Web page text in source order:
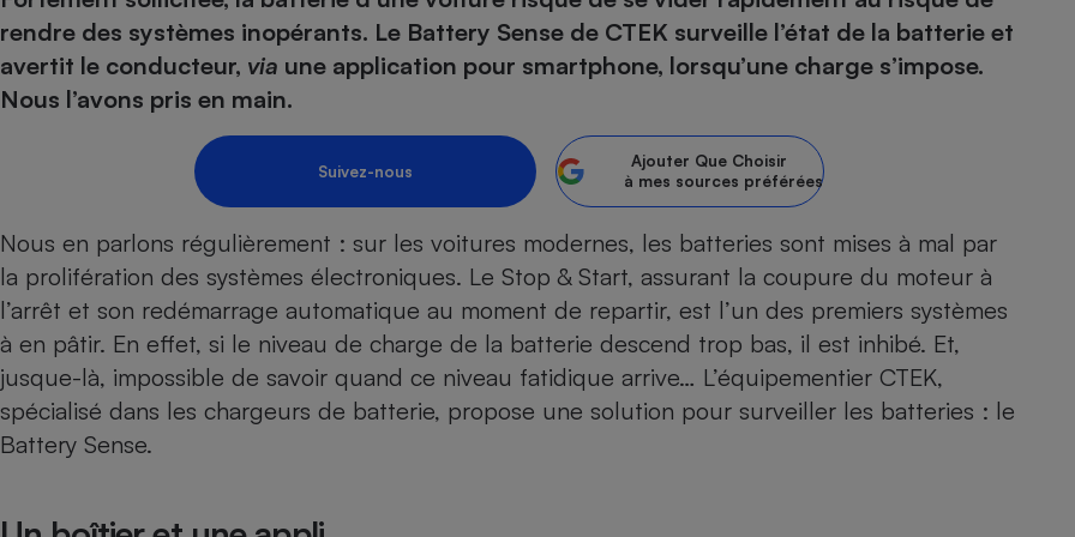
rendre des systèmes inopérants. Le Battery Sense de CTEK surveille l’état de la batterie et
avertit le conducteur, via une application pour smartphone, lorsqu’une charge s’impose.
Nous l’avons pris en main.
Suivez-nous
Ajouter Que Choisir
à mes sources préférées
Nous en parlons régulièrement : sur les voitures modernes, les batteries sont mises à mal par
la prolifération des systèmes électroniques. Le Stop & Start, assurant la coupure du moteur à
l’arrêt et son redémarrage automatique au moment de repartir, est l’un des premiers systèmes
à en pâtir. En effet, si le niveau de charge de la batterie descend trop bas, il est inhibé. Et,
jusque-là, impossible de savoir quand ce niveau fatidique arrive… L’équipementier CTEK,
spécialisé dans les chargeurs de batterie, propose une solution pour surveiller les batteries : le
Battery Sense.
Nutrition
Produit alimentaire
Supermarché - Drive
Circuits courts et
alimentation locale
Assurance
Epargne - Fiscalité
Assurance auto
Carburant
Contrôle technique - Réparation
Pièce détachée
Moto
Supermarché - Drive
Comparatif sèche-linge
Comparatif réfrigérateur-congélateur
Comparatif plaque à induction
Comparatif hotte aspirante
Comparatif climatiseur mobile
Comparatif aspirateur balai
Comparatif aspirateur traîneau
Électricité - Gaz
Panneaux
photovoltaïques
Comparatif smartphone
Comparatif casque audio
Comparatif barre de son
Comparatif imprimante multifonction
Comparatif ordinateur portable
Comparatif ultrabook
Comparatif tablette tactile
Comparatif nettoyeur haute
pression
Comparatif tondeuse robot
Comparatif poêle à granulés
Comparatif radiateur électrique
Aménagement
Bricolage - Jardinage
Comparateur mutuelle
Comparateur des devis d’opticiens
Hygiène - Beauté
Maladie - Médecine - Médicament
Système de santé - Complémentaire santé
Maison de retraite
Obsèques - Pompes
funèbres
Retraite
Puériculture - Produit
Choisir son fioul
Comparateur assurance emprunteur
Energie Moins Chère Ensemble
Tous les comparateurs
Toutes les cartes interactives
nous ?